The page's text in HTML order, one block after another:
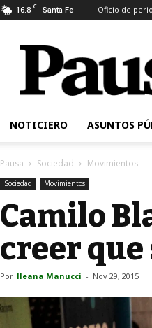
16.8 C Santa Fe Oficio de
Pausa
NOTICIERO ASUNTOS
Pausa Sociedad Movimientos
Sociedad Movimientos
Camilo
creer que
Por Ileana Manucci - Nov 29, 2015